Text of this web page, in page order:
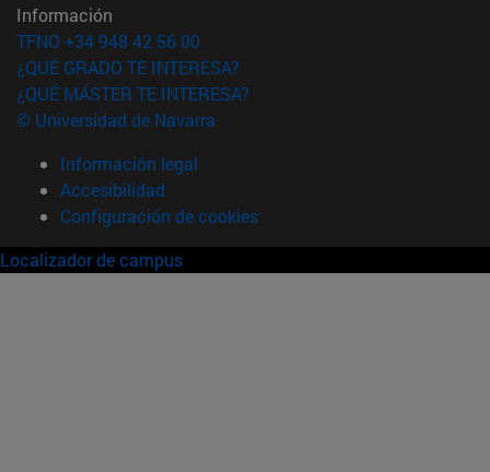
Información
TFNO +34 948 42 56 00
¿QUÉ GRADO TE INTERESA?
¿QUÉ MÁSTER TE INTERESA?
© Universidad de Navarra
Información legal
Accesibilidad
Configuración de cookies
Localizador de campus